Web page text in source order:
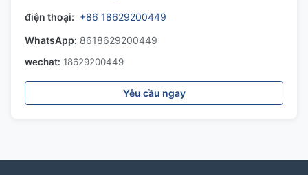
điện thoại: +86 18629200449
WhatsApp: 8618629200449
wechat: 18629200449
Yêu cầu ngay